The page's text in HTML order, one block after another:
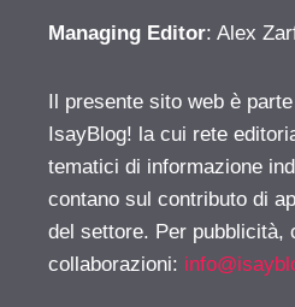
Managing Editor: Alex
Il presente sito web è
IsayBlog! la cui rete
tematici di informazione
contano sul contributo di
del settore. Per pubblicità,
collaborazioni: